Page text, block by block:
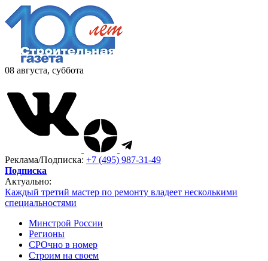
08 августа, суббота
Реклама/Подписка: +7 (495) 987-31-49
Подписка
Актуально:
Каждый третий мастер по ремонту владеет несколькими
специальностями
Минстрой России
Регионы
СРОчно в номер
Строим на своем